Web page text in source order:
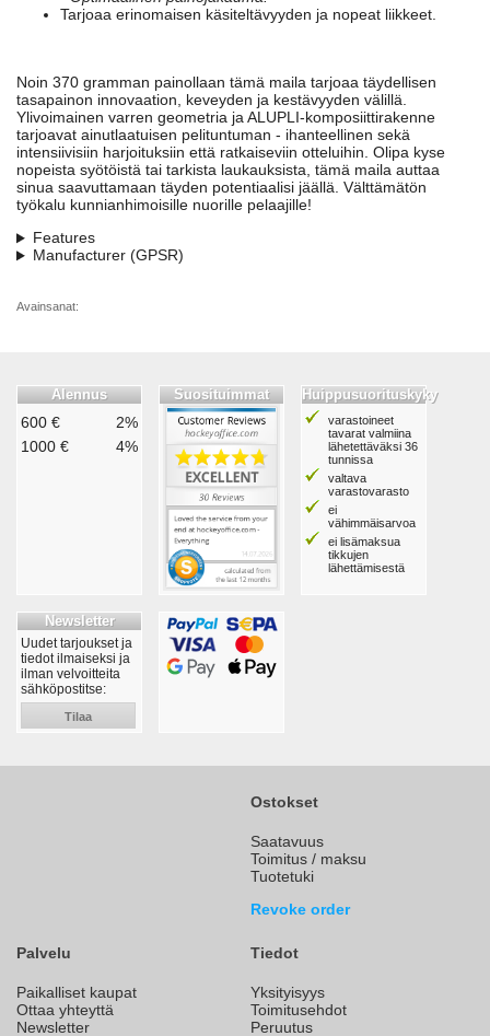
Tarjoaa erinomaisen käsiteltävyyden ja nopeat liikkeet.
Noin 370 gramman painollaan tämä maila tarjoaa täydellisen
tasapainon innovaation, keveyden ja kestävyyden välillä.
Ylivoimainen varren geometria ja ALUPLI-komposiittirakenne
tarjoavat ainutlaatuisen pelituntuman - ihanteellinen sekä
intensiivisiin harjoituksiin että ratkaiseviin otteluihin. Olipa kyse
nopeista syötöistä tai tarkista laukauksista, tämä maila auttaa
sinua saavuttamaan täyden potentiaalisi jäällä. Välttämätön
työkalu kunnianhimoisille nuorille pelaajille!
Features
Manufacturer (GPSR)
Avainsanat:
Alennus
600 €
2%
1000 €
4%
Suosituimmat Huippusuorituskyky
varastoineet
tavarat valmiina
lähetettäväksi 36
tunnissa
valtava
varastovarasto
ei
vähimmäisarvoa
ei lisämaksua
tikkujen
lähettämisestä
Newsletter
Uudet tarjoukset ja
tiedot ilmaiseksi ja
ilman velvoitteita
sähköpostitse:
Tilaa
Ostokset
Saatavuus
Toimitus / maksu
Tuotetuki
Revoke order
Palvelu
Paikalliset kaupat
Ottaa yhteyttä
Newsletter
Tiedot
Yksityisyys
Toimitusehdot
Peruutus